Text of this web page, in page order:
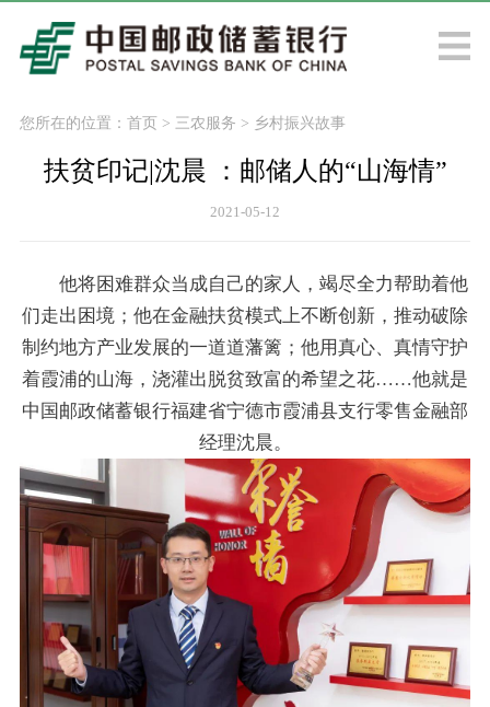
您所在的位置： 首页> 三农服务 > 乡村振兴故事
扶贫印记|沈晨 ：邮储人的“山海情”
2021-05-12
他将困难群众当成自己的家人，竭尽全力帮助着他
们走出困境；他在金融扶贫模式上不断创新，推动破除
制约地方产业发展的一道道藩篱；他用真心、真情守护
着霞浦的山海，浇灌出脱贫致富的希望之花……他就是
中国邮政储蓄银行福建省宁德市霞浦县支行零售金融部
经理沈晨。